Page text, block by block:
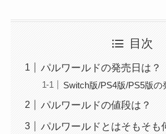
目次
パルワールドの発売日は？
Switch版/PS4版/PS5版の
パルワールドの値段は？
パルワールドとはそもそも